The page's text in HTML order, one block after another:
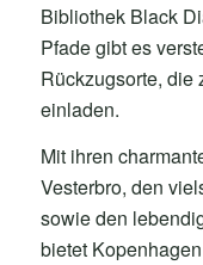
Bibliothek Black
Pfade gibt es
Rückzugsorte, die
einladen.
Mit ihren
Vesterbro, den
sowie den
bietet